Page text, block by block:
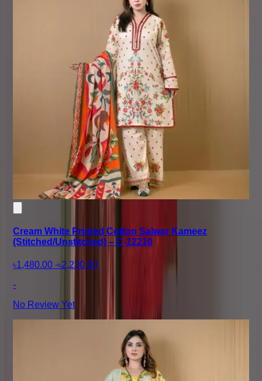
Cream White Printed Cotton Salwar Kameez
(Stitched/Unstitched) – C-12210
৳1,480.00 -৳2,230.00
-
No Review Yet